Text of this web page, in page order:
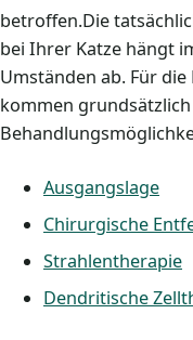
betroffen.Die
bei Ihrer Katze hängt
Umständen ab. Für
kommen
Ausgangslage
Chirurgische
Strahlentherapie
Dendritische